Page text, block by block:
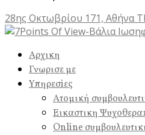
28ης Οκτωβρίου 171, Αθήνα
Αρχικη
Γνωρισε με
Υπηρεσiες
Ατομική
Εικαστικη
Online